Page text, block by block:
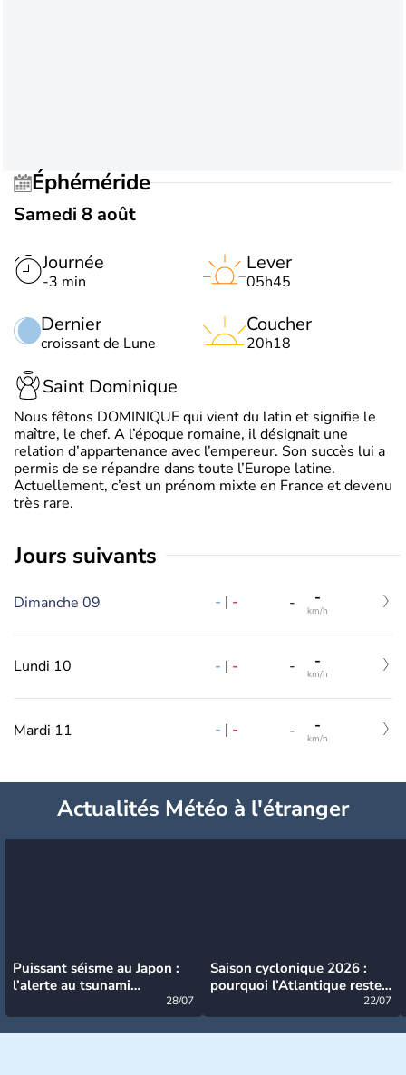
Éphéméride
Samedi 8 août
Journée
-3 min
Dernier
croissant de Lune
Lever
05h45
Coucher
20h18
Saint Dominique
Nous fêtons DOMINIQUE qui vient du latin et signifie le
maître, le chef. A l’époque romaine, il désignait une
relation d’appartenance avec l’empereur. Son succès lui a
permis de se répandre dans toute l’Europe latine.
Actuellement, c’est un prénom mixte en France et devenu
très rare.
jours suivants
Dimanche 09 - | - - -
km/h
Lundi 10 - | - - -
km/h
Mardi 11 - | - - -
km/h
Actualités Météo à l'étranger
Puissant séisme au Japon :
l’alerte au tsunami
28/07
Saison cyclonique 2026 :
pourquoi l’Atlantique reste
22/07